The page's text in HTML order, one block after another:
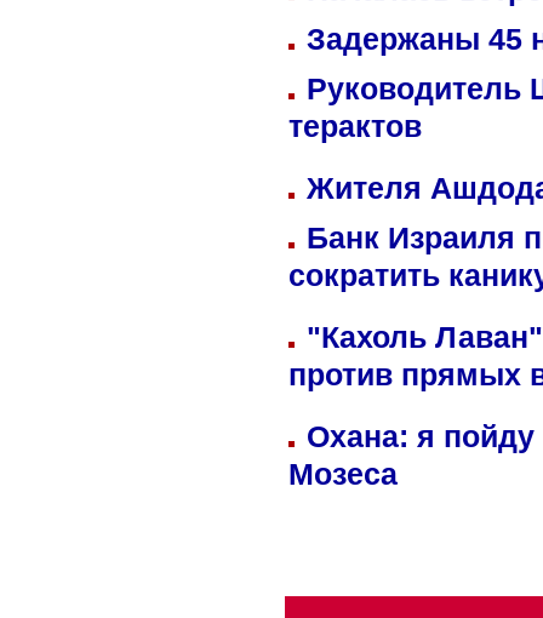
Задержаны 45
Руководитель
терактов
Жителя
Банк Израиля
сократить
"Кахоль
против прямых
Охана: я пойду
Мозеса